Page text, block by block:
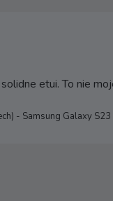
etui. To nie
- Samsung Galaxy S23